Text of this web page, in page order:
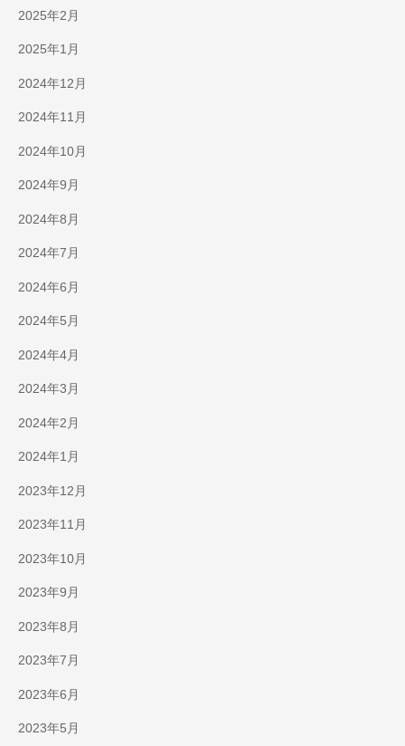
2025年2月
2025年1月
2024年12月
2024年11月
2024年10月
2024年9月
2024年8月
2024年7月
2024年6月
2024年5月
2024年4月
2024年3月
2024年2月
2024年1月
2023年12月
2023年11月
2023年10月
2023年9月
2023年8月
2023年7月
2023年6月
2023年5月